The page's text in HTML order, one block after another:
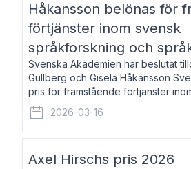
Håkansson belönas för
förtjänster inom svensk
språkforskning och
Svenska Akademien har beslutat
Gullberg och Gisela Håkansson
pris för framstående förtjänster
språkforskning och språkvård till
och Karin Forsberg för år 2026.
2026-03-16
Axel Hirschs pris 2026